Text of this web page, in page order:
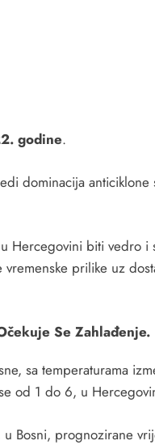
godine.
dominacija anticiklone
Hercegovini biti vedro i
prilike uz
Se Zahlađenje.
sa temperaturama
od 1 do 6, u
Bosni, prognozirane